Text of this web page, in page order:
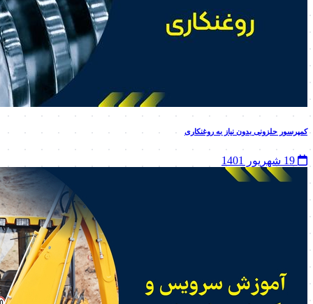
کمپرسور حلزونی بدون نیاز به روغنکاری